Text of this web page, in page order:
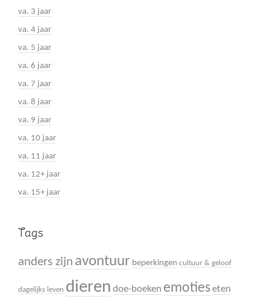
va. 3 jaar
va. 4 jaar
va. 5 jaar
va. 6 jaar
va. 7 jaar
va. 8 jaar
va. 9 jaar
va. 10 jaar
va. 11 jaar
va. 12+ jaar
va. 15+ jaar
Tags
anders zijn avontuur beperkingen cultuur & geloof
dagelijks leven dieren doe-boeken emotieseten